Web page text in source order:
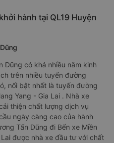
hành tại QL19 Huyện
Dũng có khá nhiều năm kinh
trên nhiều tuyến đường
nổi bật nhất là tuyến đường
Yang - Gia Lai . Nhà xe
thiện chất lượng dịch vụ
ngày càng cao của hành
Tấn Dũng đi Bến xe Miền
được nhà xe đầu tư với chất